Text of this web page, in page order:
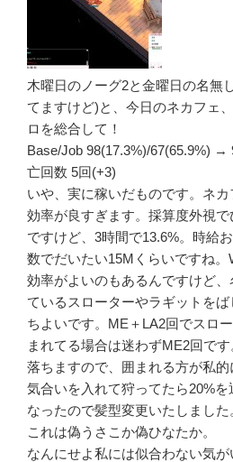
木曜日のノーグ2と金曜日の名無
てますけど)と、今日のネカフェ
ロを総合して！
Base/Job 98(17.3%)/67(65.9%) →
亡回数 5回(+3)
いや、実に稼いだものです。ネ
効率が良すぎます。採算度外視
ですけど、3時間で13.6%。時給
数でだいたい15Mくらいですね。
効率がよいのもあるんですけど
ているスローターやラギットを
ちよいです。ME＋LA2回でスロ
まれてる場合は迷わずME2回で
落ちますので、囲まれる方が私的
気合いを入れて狩ってたら20%
なったので髪型変更いたしまし
これは偽うさこか偽ひなたか。
なんにせよ私には似合わない気